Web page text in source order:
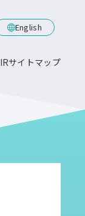
English
IRサイトマップ